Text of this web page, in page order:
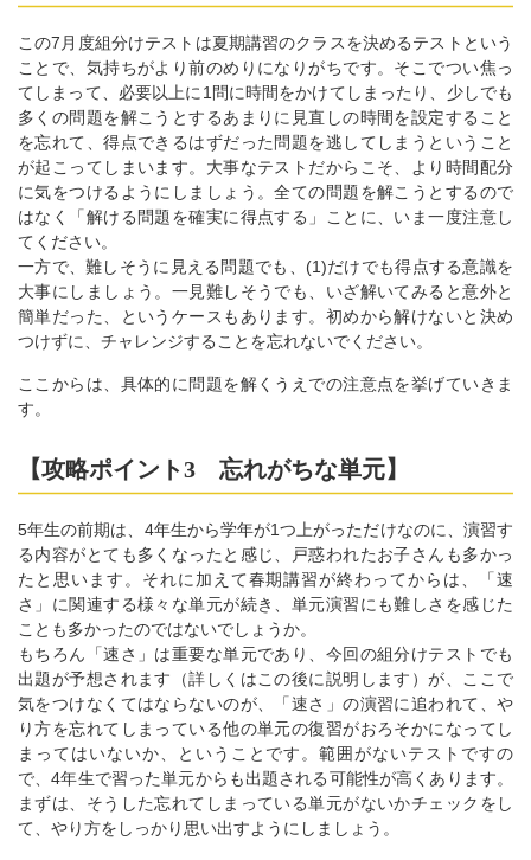
この7月度組分けテストは夏期講習のクラスを決めるテストという
ことで、気持ちがより前のめりになりがちです。そこでつい焦っ
てしまって、必要以上に1問に時間をかけてしまったり、少しでも
多くの問題を解こうとするあまりに見直しの時間を設定すること
を忘れて、得点できるはずだった問題を逃してしまうということ
が起こってしまいます。大事なテストだからこそ、より時間配分
に気をつけるようにしましょう。全ての問題を解こうとするので
はなく「解ける問題を確実に得点する」ことに、いま一度注意し
てください。
一方で、難しそうに見える問題でも、(1)だけでも得点する意識を
大事にしましょう。一見難しそうでも、いざ解いてみると意外と
簡単だった、というケースもあります。初めから解けないと決め
つけずに、チャレンジすることを忘れないでください。
ここからは、具体的に問題を解くうえでの注意点を挙げていきま
す。
【攻略ポイント3 忘れがちな単元】
5年生の前期は、4年生から学年が1つ上がっただけなのに、演習す
る内容がとても多くなったと感じ、戸惑われたお子さんも多かっ
たと思います。それに加えて春期講習が終わってからは、「速
さ」に関連する様々な単元が続き、単元演習にも難しさを感じた
ことも多かったのではないでしょうか。
もちろん「速さ」は重要な単元であり、今回の組分けテストでも
出題が予想されます（詳しくはこの後に説明します）が、ここで
気をつけなくてはならないのが、「速さ」の演習に追われて、や
り方を忘れてしまっている他の単元の復習がおろそかになってし
まってはいないか、ということです。範囲がないテストですの
で、4年生で習った単元からも出題される可能性が高くあります。
まずは、そうした忘れてしまっている単元がないかチェックをし
て、やり方をしっかり思い出すようにしましょう。